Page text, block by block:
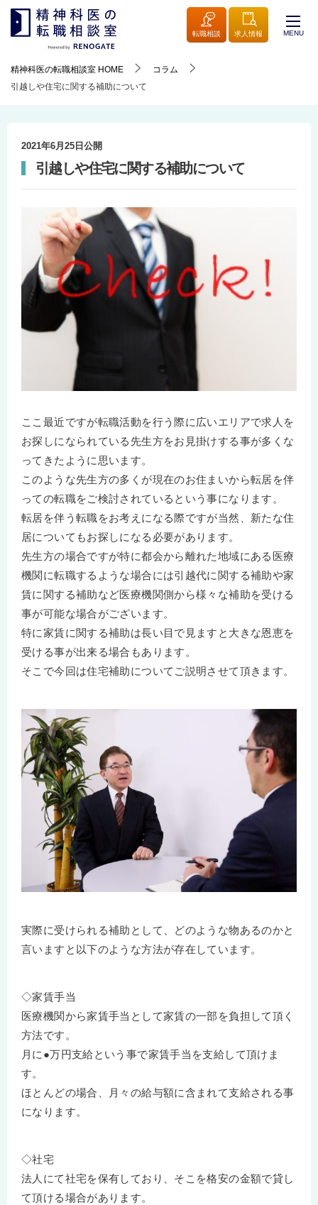
転職相談 求人情報 MENU
精神科医の転職相談室 HOME
コラム
引越しや住宅に関する補助について
2021年6月25日 公開
引越しや住宅に関する補助について
ここ最近ですが転職活動を行う際に広いエリアで求人を
お探しになられている先生方をお見掛けする事が多くな
ってきたように思います。
このような先生方の多くが現在のお住まいから転居を伴
っての転職をご検討されているという事になります。
転居を伴う転職をお考えになる際ですが当然、新たな住
居についてもお探しになる必要があります。
先生方の場合ですが特に都会から離れた地域にある医療
機関に転職するような場合には引越代に関する補助や家
賃に関する補助など医療機関側から様々な補助を受ける
事が可能な場合がございます。
特に家賃に関する補助は長い目で見ますと大きな恩恵を
受ける事が出来る場合もあります。
そこで今回は住宅補助についてご説明させて頂きます。
実際に受けられる補助として、どのような物あるのかと
言いますと以下のような方法が存在しています。
◇家賃手当
医療機関から家賃手当として家賃の一部を負担して頂く
方法です。
月に●万円支給という事で家賃手当を支給して頂けま
す。
ほとんどの場合、月々の給与額に含まれて支給される事
になります。
◇社宅
法人にて社宅を保有しており、そこを格安の金額で貸し
て頂ける場合があります。